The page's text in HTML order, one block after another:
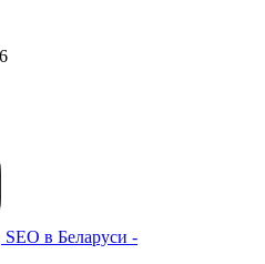
SEO в Беларуси -